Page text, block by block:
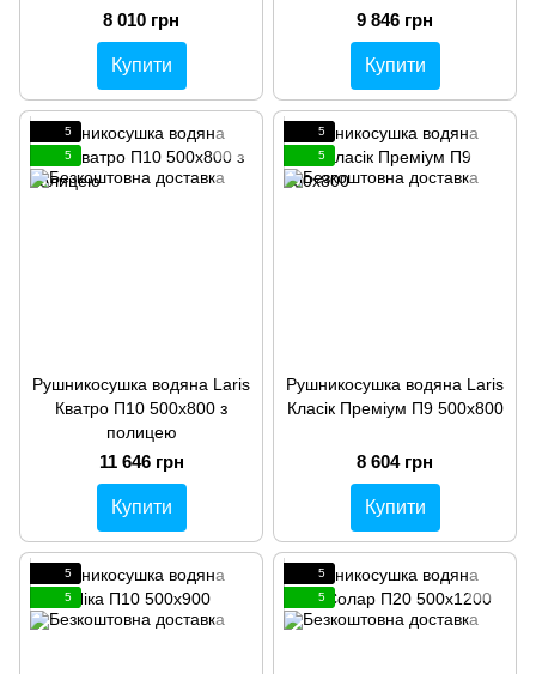
8 010 грн
Купити
9 846 грн
Купити
5
5
Рушникосушка водяна Laris
Кватро П10 500х800 з
полицею
11 646 грн
Купити
5
5
Рушникосушка водяна Laris
Класік Преміум П9 500х800
8 604 грн
Купити
5
5
5
5